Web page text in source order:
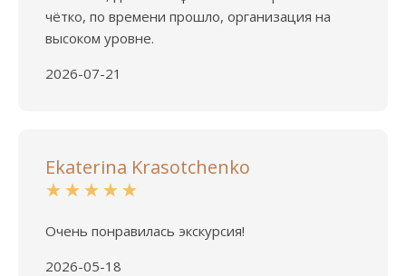
чётко, по времени прошло, организация на
высоком уровне.
2026-07-21
Ekaterina Krasotchenko
Очень понравилась экскурсия!
2026-05-18